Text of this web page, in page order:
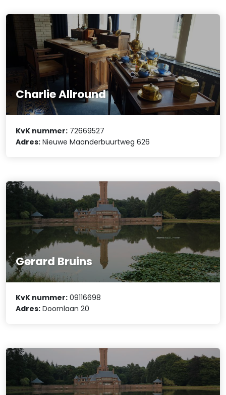
Charlie Allround
KvK nummer: 72669527
Adres: Nieuwe Maanderbuurtweg 626
Gerard Bruins
KvK nummer: 09116698
Adres: Doornlaan 20